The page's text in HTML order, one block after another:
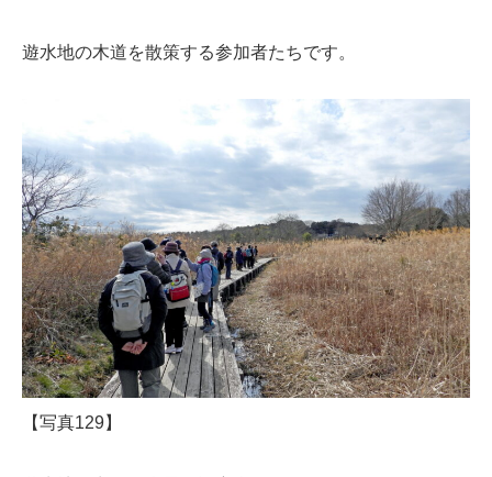
遊水地の木道を散策する参加者たちです。
【写真129】